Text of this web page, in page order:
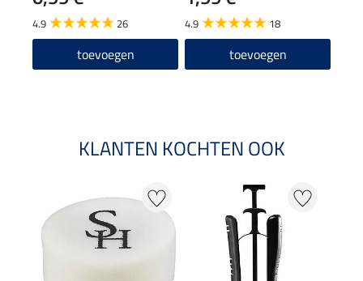
4.9 26
toevoegen
4.9 18
toevoegen
KLANTEN KOCHTEN OOK